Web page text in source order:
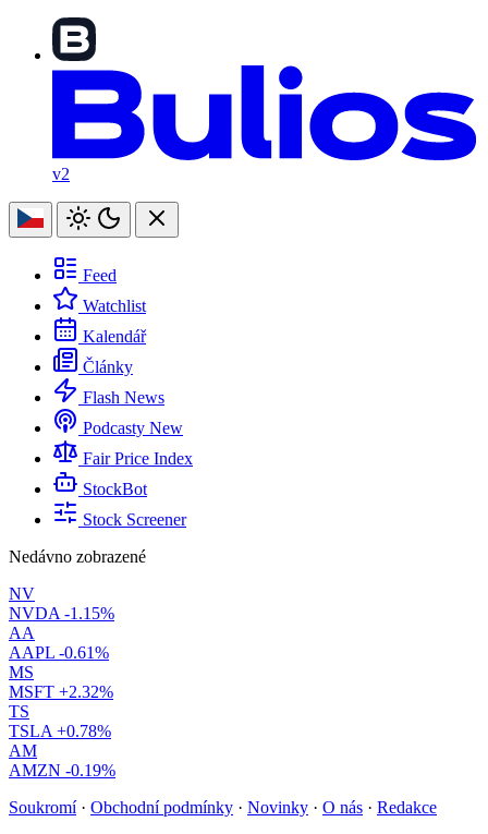
v2
Feed
Watchlist
Kalendář
Články
Flash News
Podcasty New
Fair Price Index
StockBot
Stock Screener
Nedávno zobrazené
NV
NVDA -1.15%
AA
AAPL -0.61%
MS
MSFT +2.32%
TS
TSLA +0.78%
AM
AMZN -0.19%
Soukromí · Obchodní podmínky · Novinky · O nás · Redakce